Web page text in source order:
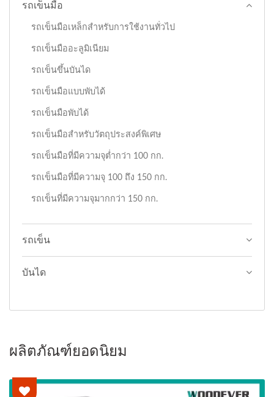
รถเข็นมือ
รถเข็นมือเหล็กสำหรับการใช้งานทั่วไป
รถเข็นมืออะลูมิเนียม
รถเข็นขึ้นบันได
รถเข็นมือแบบพับได้
รถเข็นมือพับได้
รถเข็นมือสำหรับวัตถุประสงค์พิเศษ
รถเข็นมือที่มีความจุต่ำกว่า 100 กก.
รถเข็นมือที่มีความจุ 100 ถึง 150 กก.
รถเข็นที่มีความจุมากกว่า 150 กก.
รถเข็น
บันได
ผลิตภัณฑ์ยอดนิยม